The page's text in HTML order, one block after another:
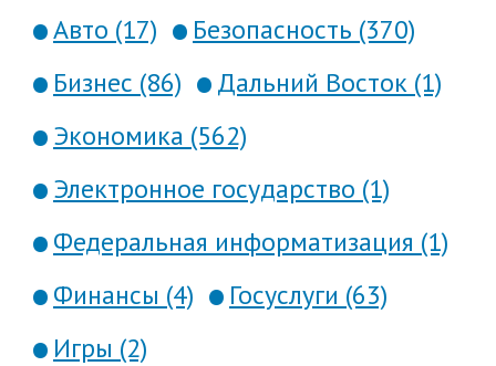
Авто (17)
Безопасность (370)
Бизнес (86)
Дальний Восток (1)
Экономика (562)
Электронное государство (1)
Федеральная информатизация (1)
Финансы (4)
Госуслуги (63)
Игры (2)